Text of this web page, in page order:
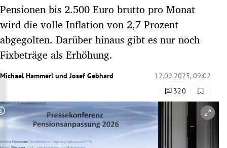
Untermenü
Untermenü
Untermenü
Untermenü
Pensionen bis 2.500 Euro brutto pro Monat
wird die volle Inflation von 2,7 Prozent
abgegolten. Darüber hinaus gibt es nur noch
Fixbeträge als Erhöhung.
Michael Hammerl und Josef Gebhard
12.09.2025, 09:02
320
Copyright-Hinweis öffnen/schließen